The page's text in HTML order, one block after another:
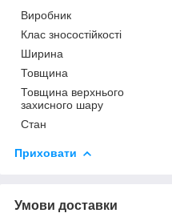
Виробник
Клас зносостійкості
Ширина
Товщина
Товщина верхнього
захисного шару
Стан
Приховати
Умови доставки